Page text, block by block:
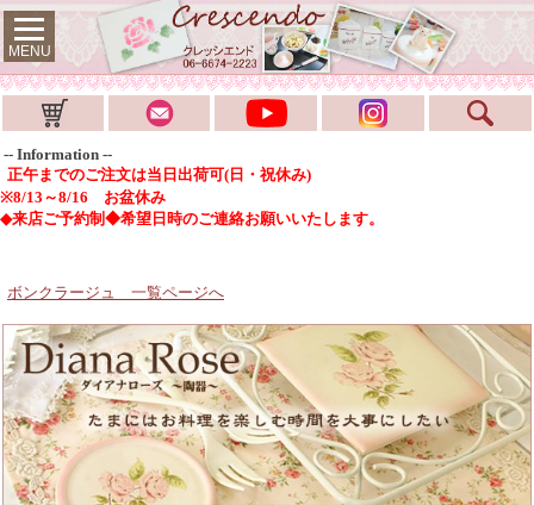
MENU
-- Information --
正午までのご注文は当日出荷可(日・祝休み)
※8/13～8/16 お盆休み
◆来店ご予約制◆希望日時のご連絡お願いいたします。
ボンクラージュ 一覧ページへ